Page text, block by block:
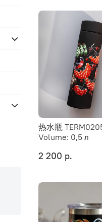
热水瓶
Volume: 0,5 л
2 200 р.